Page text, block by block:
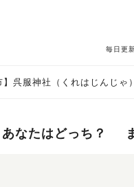
毎日更
】呉服神社（くれはじんじ
あなたはどっち？